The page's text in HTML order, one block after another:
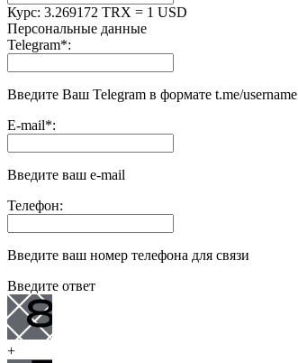
Курс: 3.269172 TRX = 1 USD
Персональные данные
Telegram*:
Введите Ваш Telegram в формате t.me/username
E-mail*:
Введите ваш e-mail
Телефон:
Введите ваш номер телефона для связи
Введите ответ
+